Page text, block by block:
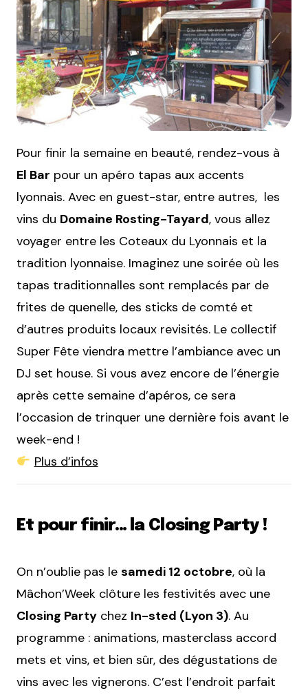
Pour finir la semaine en beauté, rendez-vous à
El Bar pour un apéro tapas aux accents
lyonnais. Avec en guest-star, entre autres, les
vins du Domaine Rosting-Tayard, vous allez
voyager entre les Coteaux du Lyonnais et la
tradition lyonnaise. Imaginez une soirée où les
tapas traditionnalles sont remplacés par de
frites de quenelle, des sticks de comté et
d’autres produits locaux revisités. Le collectif
Super Fête viendra mettre l’ambiance avec un
DJ set house. Si vous avez encore de l’énergie
après cette semaine d’apéros, ce sera
l’occasion de trinquer une dernière fois avant le
week-end !
Plus d’infos
Et pour finir… la Closing Party !
On n’oublie pas le samedi 12 octobre, où la
Mâchon’Week clôture les festivités avec une
Closing Party chez In-sted (Lyon 3). Au
programme : animations, masterclass accord
mets et vins, et bien sûr, des dégustations de
vins avec les vignerons. C’est l’endroit parfait